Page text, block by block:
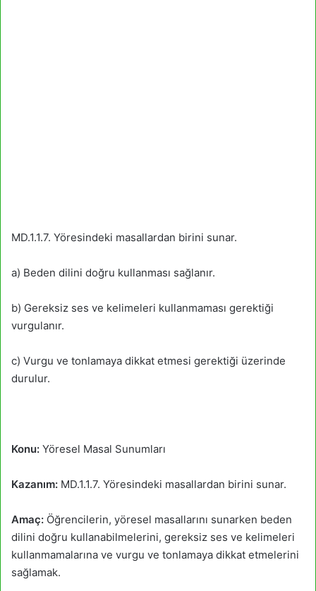
MD.1.1.7. Yöresindeki masallardan birini sunar.
a) Beden dilini doğru kullanması sağlanır.
b) Gereksiz ses ve kelimeleri kullanmaması gerektiği
vurgulanır.
c) Vurgu ve tonlamaya dikkat etmesi gerektiği üzerinde
durulur.
Konu: Yöresel Masal Sunumları
Kazanım: MD.1.1.7. Yöresindeki masallardan birini sunar.
Amaç: Öğrencilerin, yöresel masallarını sunarken beden
dilini doğru kullanabilmelerini, gereksiz ses ve kelimeleri
kullanmamalarına ve vurgu ve tonlamaya dikkat etmelerini
sağlamak.